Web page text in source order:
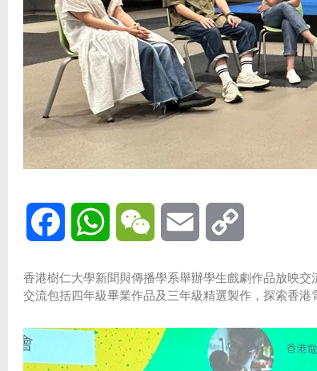
Facebook WhatsAppWeChat Email
香港樹仁大學新聞與傳播學系舉辦學生戲劇作品放映
交流包括四年級畢業作品及三年級精選製作，探索香港